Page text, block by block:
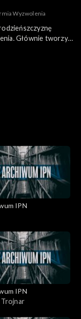
Wyzwolenia
Głównie tworzyli
zaczynając od
Syberię, a latem
partyzantów na
IPN
IPN
Trojnar